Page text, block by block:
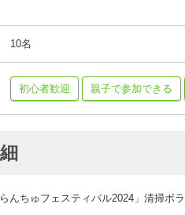
10名
初心者歓迎
親子で参加できる
んちゅフェスティバル2024」清掃ボ